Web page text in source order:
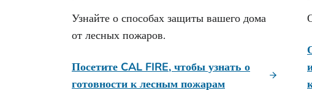
Узнайте о способах защиты вашего дома
от лесных пожаров.
Посетите CAL FIRE, чтобы узнать о
готовности к лесным пожарам